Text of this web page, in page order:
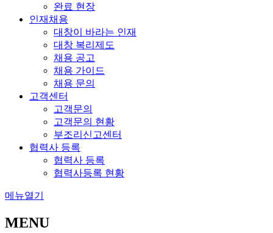
완료 현장
인재채용
대창이 바라는 인재
대창 복리제도
채용 공고
채용 가이드
채용 문의
고객센터
고객문의
고객문의 현황
부조리신고센터
협력사 등록
협력사 등록
협력사등록 현황
메뉴열기
MENU